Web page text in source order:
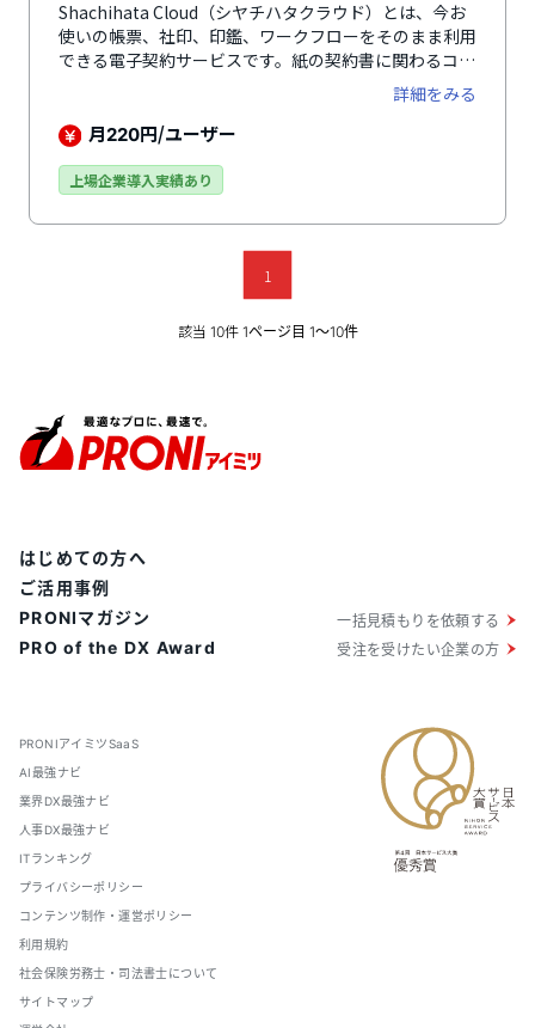
Shachihata Cloud（シヤチハタクラウド）とは、今お
使いの帳票、社印、印鑑、ワークフローをそのまま利用
できる電子契約サービスです。紙の契約書に関わるコス
トを削減できるのはもちろん、導入システムに合わせた
帳票を作る必要がないのが大きなメリットです。ワード
やエクセルで作成したファイルをアップロードするだけ
在お使いの社印の印影登録もできるため、慣れ親しんだ
す。リモートワークで利用したいツールNo.1（※）、
導入しやすい電子印鑑サービスNo.1（※）、顧客満足
度の高い電子印鑑サービスNo.1（※）に選ばれていま
す。（※ゼネラルリサーチ調べ（2021年3月））
詳細をみる
月220円/ユーザー
上場企業導入実績あり
1
該当 10件 1ページ目 1〜10件
PRONIアイミツSaaS
AI最強ナビ
業界DX最強ナビ
人事DX最強ナビ
ITランキング
プライバシーポリシー
コンテンツ制作・運営ポリシー
利用規約
社会保険労務士・司法書士について
サイトマップ
はじめての方へ
ご活用事例
PRONIマガジン
PRO of the DX Award
一括見積もりを依頼する
受注を受けたい企業の方